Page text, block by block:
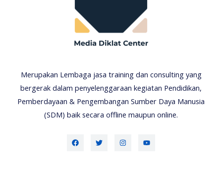
Merupakan Lembaga jasa training dan consulting yang
bergerak dalam penyelenggaraan kegiatan Pendidikan,
Pemberdayaan & Pengembangan Sumber Daya Manusia
(SDM) baik secara offline maupun online.